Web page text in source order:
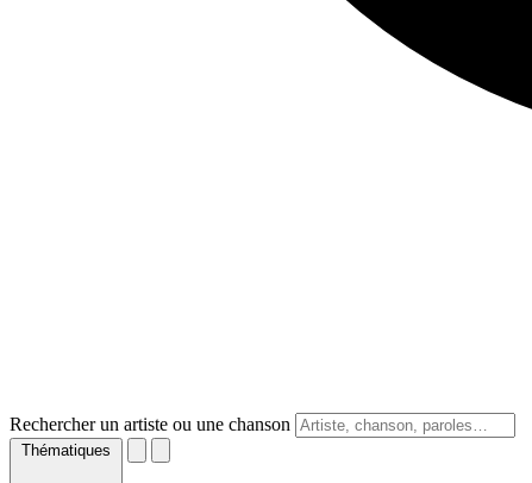
Rechercher un artiste ou une chanson
Thématiques